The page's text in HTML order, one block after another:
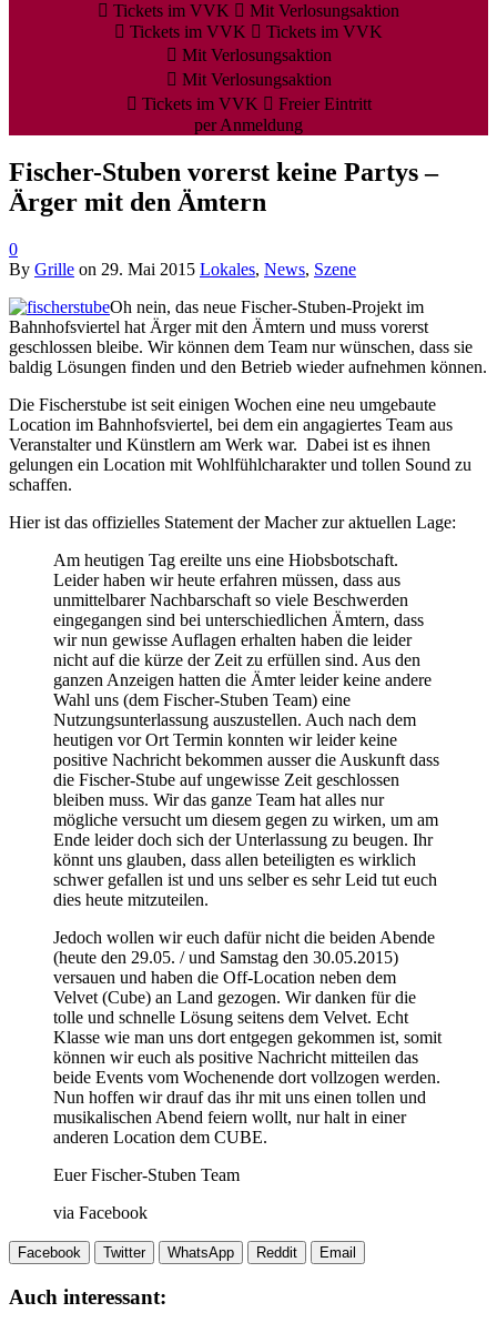
Tickets im VVK
Mit Verlosungsaktion
Tickets im VVK
Tickets im VVK
Mit Verlosungsaktion
Mit Verlosungsaktion
Tickets im VVK
Freier Eintritt
per Anmeldung
Fischer-Stuben vorerst keine Partys –
Ärger mit den Ämtern
0
By Grille on 29. Mai 2015 Lokales, News, Szene
Oh nein, das neue Fischer-Stuben-Projekt im
Bahnhofsviertel hat Ärger mit den Ämtern und muss vorerst
geschlossen bleibe. Wir können dem Team nur wünschen, dass sie
baldig Lösungen finden und den Betrieb wieder aufnehmen können.
Die Fischerstube ist seit einigen Wochen eine neu umgebaute
Location im Bahnhofsviertel, bei dem ein angagiertes Team aus
Veranstalter und Künstlern am Werk war. Dabei ist es ihnen
gelungen ein Location mit Wohlfühlcharakter und tollen Sound zu
schaffen.
Hier ist das offizielles Statement der Macher zur aktuellen Lage:
Am heutigen Tag ereilte uns eine Hiobsbotschaft.
Leider haben wir heute erfahren müssen, dass aus
unmittelbarer Nachbarschaft so viele Beschwerden
eingegangen sind bei unterschiedlichen Ämtern, dass
wir nun gewisse Auflagen erhalten haben die leider
nicht auf die kürze der Zeit zu erfüllen sind. Aus den
ganzen Anzeigen hatten die Ämter leider keine andere
Wahl uns (dem Fischer-Stuben Team) eine
Nutzungsunterlassung auszustellen. Auch nach dem
heutigen vor Ort Termin konnten wir leider keine
positive Nachricht bekommen ausser die Auskunft dass
die Fischer-Stube auf ungewisse Zeit geschlossen
bleiben muss. Wir das ganze Team hat alles nur
mögliche versucht um diesem gegen zu wirken, um am
Ende leider doch sich der Unterlassung zu beugen. Ihr
könnt uns glauben, dass allen beteiligten es wirklich
schwer gefallen ist und uns selber es sehr Leid tut euch
dies heute mitzuteilen.
Jedoch wollen wir euch dafür nicht die beiden Abende
(heute den 29.05. / und Samstag den 30.05.2015)
versauen und haben die Off-Location neben dem
Velvet (Cube) an Land gezogen. Wir danken für die
tolle und schnelle Lösung seitens dem Velvet. Echt
Klasse wie man uns dort entgegen gekommen ist, somit
können wir euch als positive Nachricht mitteilen das
beide Events vom Wochenende dort vollzogen werden.
Nun hoffen wir drauf das ihr mit uns einen tollen und
musikalischen Abend feiern wollt, nur halt in einer
anderen Location dem CUBE.
Euer Fischer-Stuben Team
via Facebook
Facebook Twitter WhatsApp Reddit Email
Auch interessant: